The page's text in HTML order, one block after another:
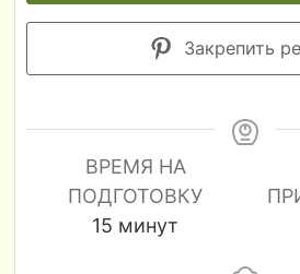
Закрепить
ВРЕМЯ НА
ПОДГОТОВКУ
15 минуты
минут